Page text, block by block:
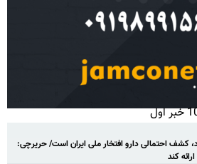
اول
کشف احتمالی دارو افتخار ملی ایران است/ حریرچی:
کند